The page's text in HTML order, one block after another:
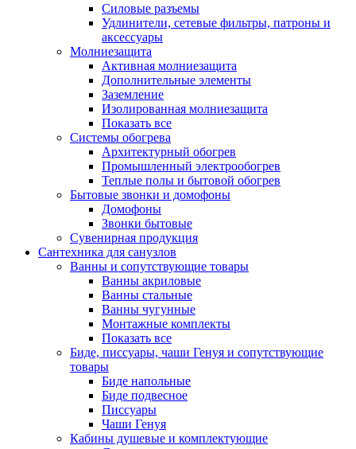
Силовые разъемы
Удлинители, сетевые фильтры, патроны и
аксессуары
Молниезащита
Активная молниезащита
Дополнительные элементы
Заземление
Изолированная молниезащита
Показать все
Системы обогрева
Архитектурный обогрев
Промышленный электрообогрев
Теплые полы и бытовой обогрев
Бытовые звонки и домофоны
Домофоны
Звонки бытовые
Сувенирная продукция
Сантехника для санузлов
Ванны и сопутствующие товары
Ванны акриловые
Ванны стальные
Ванны чугунные
Монтажные комплекты
Показать все
Биде, писсуары, чаши Генуя и сопутствующие
товары
Биде напольные
Биде подвесное
Писсуары
Чаши Генуя
Кабины душевые и комплектующие